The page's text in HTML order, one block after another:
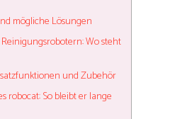
mögliche Lösungen
Wo steht
und Zubehör
robocat: So bleibt er lange